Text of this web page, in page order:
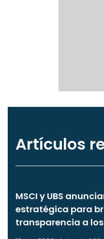
Artículos
MSCI y UBS
estratégica para
transparencia a